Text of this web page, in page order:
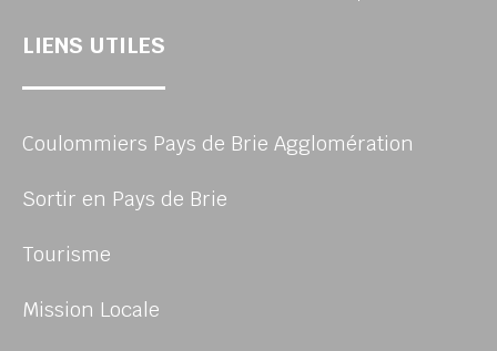
LIENS UTILES
Coulommiers Pays de Brie Agglomération
Sortir en Pays de Brie
Tourisme
Mission Locale